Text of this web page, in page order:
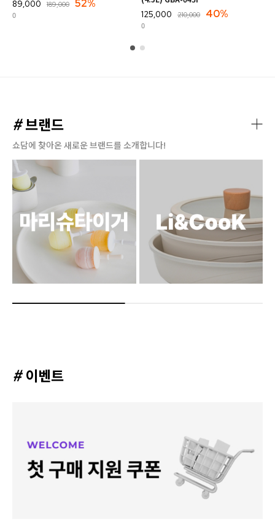
89,000 189,000 52%
0
125,000
210,000 40%
0
#브랜드
쇼담에 찾아온 새로운 브랜드를 소개합니다!
#이벤트